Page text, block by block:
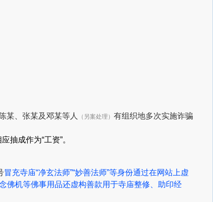
某、 张某及邓某等人 （另案处理） 有组织地多次实施诈骗
抽成作为“工资”。
冒充寺庙“净玄法师”“妙善法师”等身份通过在网站上虚
佛机等佛事用品还虚构善款用于寺庙整修、
助印经